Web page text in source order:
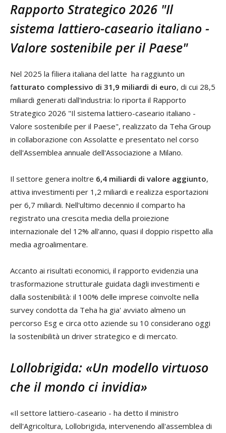
Rapporto Strategico 2026 "Il
sistema lattiero-caseario italiano -
Valore sostenibile per il Paese"
Nel 2025 la filiera italiana del latte ha raggiunto un
fatturato complessivo di 31,9 miliardi di euro, di cui 28,5
miliardi generati dall'industria: lo riporta il Rapporto
Strategico 2026 "Il sistema lattiero-caseario italiano -
Valore sostenibile per il Paese", realizzato da Teha Group
in collaborazione con Assolatte e presentato nel corso
dell'Assemblea annuale dell'Associazione a Milano.
Il settore genera inoltre 6,4 miliardi di valore aggiunto,
attiva investimenti per 1,2 miliardi e realizza esportazioni
per 6,7 miliardi. Nell'ultimo decennio il comparto ha
registrato una crescita media della proiezione
internazionale del 12% all'anno, quasi il doppio rispetto alla
media agroalimentare.
Accanto ai risultati economici, il rapporto evidenzia una
trasformazione strutturale guidata dagli investimenti e
dalla sostenibilità: il 100% delle imprese coinvolte nella
survey condotta da Teha ha gia' avviato almeno un
percorso Esg e circa otto aziende su 10 considerano oggi
la sostenibilità un driver strategico e di mercato.
Lollobrigida: «Un modello virtuoso
che il mondo ci invidia»
«Il settore lattiero-caseario - ha detto il ministro
dell'Agricoltura, Lollobrigida, intervenendo all'assemblea di